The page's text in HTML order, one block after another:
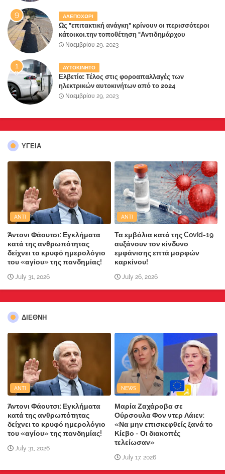
ΑΛΕΠΟΧΩΡΙ
Ως "επιτακτική ανάγκη" κρίνουν οι περισσότεροι
κάτοικοι,την τοποθέτηση "Αντιδημάρχου
Παραλιακής Ζώνης" στο Δήμο Μάνδρας-Ειδυλλίας!
Νοεμβρίου 29, 2023
ΑΥΤΟΚΙΝΗΤΟ
Ελβετία: Τέλος στις φοροαπαλλαγές των
ηλεκτρικών αυτοκινήτων από το 2024
Νοεμβρίου 29, 2023
ΥΓΕΙΑ
ANTI
Άντονι Φάουτσι: Εγκλήματα
κατά της ανθρωπότητας
δείχνει το κρυφό ημερολόγιο
του «αγίου» της πανδημίας!
July 31, 2026
ANTI
Τα εμβόλια κατά της Covid-19
αυξάνουν τον κίνδυνο
εμφάνισης επτά μορφών
καρκίνου!
July 26, 2026
ΔΙΕΘΝΗ
ANTI
Άντονι Φάουτσι: Εγκλήματα
κατά της ανθρωπότητας
δείχνει το κρυφό ημερολόγιο
του «αγίου» της πανδημίας!
July 31, 2026
NEWS
Μαρία Ζαχάροβα σε
Ούρσουλα Φον ντερ Λάιεν:
«Να μην επισκεφθείς ξανά το
Κίεβο - Οι διακοπές
τελείωσαν»
July 17, 2026